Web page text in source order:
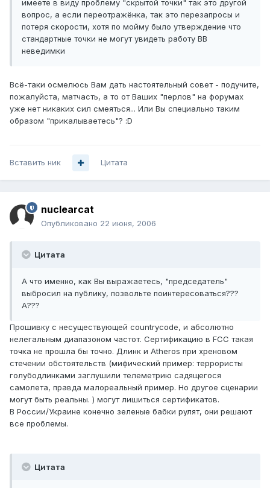
имеете в виду проблему "скрытой точки" так это другой
вопрос, а если переотражёнка, так это перезапросы и
потеря скорости, хотя по мойму было утверждение что
стандартные точки не могут увидеть работу ВВ
неведимки
Всё-таки осмелюсь Вам дать настоятельный совет - подучите,
пожалуйста, матчасть, а то от Ваших "перлов" на форумах
уже нет никаких сил смеяться... Или Вы специально таким
образом "прикалываетесь"? :D
Вставить ник Цитата
nuclearcat
Опубликовано 22 июня, 2006
Цитата
А что именно, как Вы выражаетесь, "председатель"
выбросил на публику, позвольте поинтересоваться???
А???
Прошивку с несуществующей countrycode, и абсолютно
нелегальным диапазоном частот. Сертификацию в FCC такая
точка не прошла бы точно. Длинк и Atheros при хреновом
стечении обстоятельств (мифический пример: террористы
голубодлинками заглушили телеметрию садящегося
самолета, правда малореальный пример. Но другое сценарии
могут быть реальны. ) могут лишиться сертификатов.
В России/Украине конечно зеленые бабки рулят, они решают
все проблемы.
Цитата